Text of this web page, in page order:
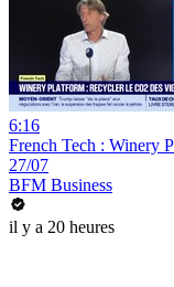
6:16
French Tech : Winery
27/07
BFM Business
il y a 20 heures